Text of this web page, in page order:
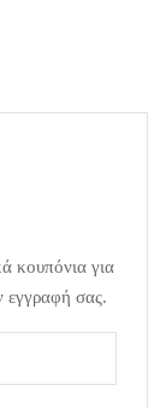
κουπόνια για
εγγραφή σας.